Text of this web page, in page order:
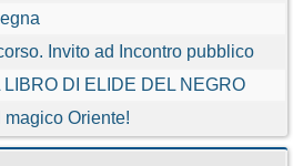
Invito ad Incontro pubblico
DI ELIDE DEL NEGRO
Oriente!